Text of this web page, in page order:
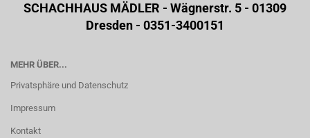
SCHACHHAUS MÄDLER - Wägnerstr. 5 - 01309
Dresden - 0351-3400151
MEHR ÜBER...
Privatsphäre und Datenschutz
Impressum
Kontakt